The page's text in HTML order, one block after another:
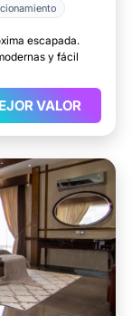
escapada.
y fácil
VALOR